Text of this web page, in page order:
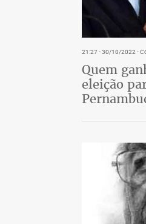
21:27 - 30/10/2022-
Quem
eleição